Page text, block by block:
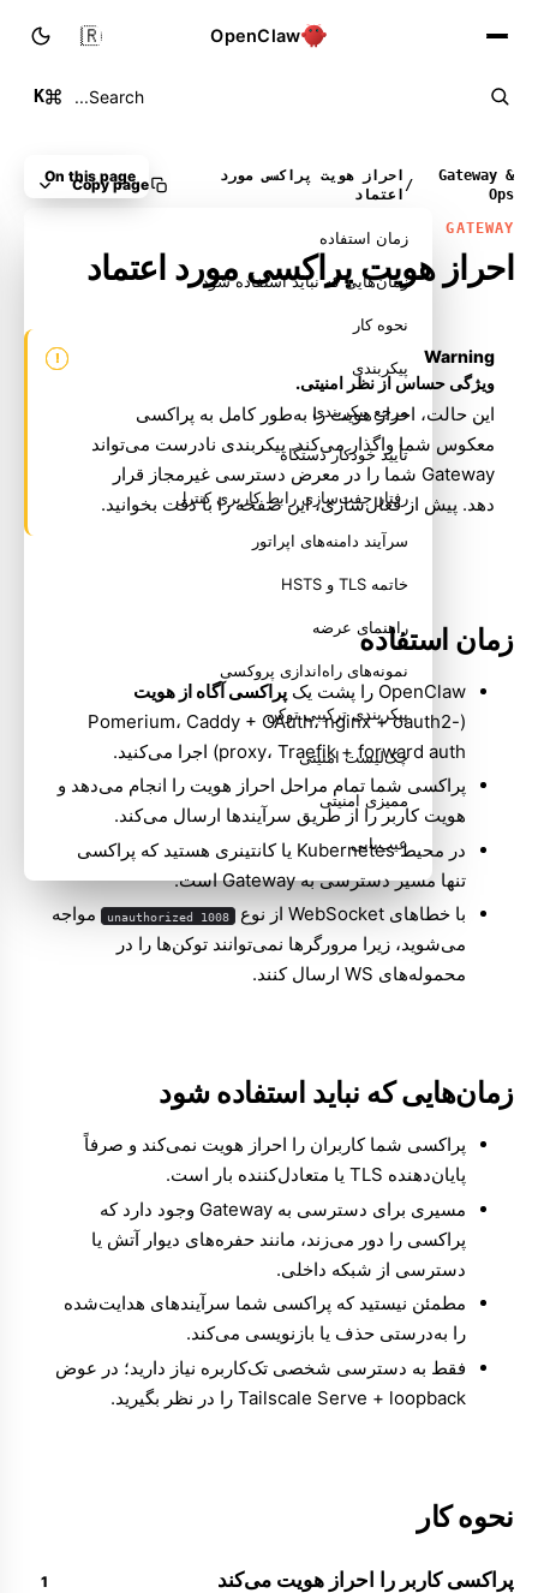
OpenClaw
Search...
K
🇮🇷
Gateway &
Ops
/
احراز هویت پراکسی مورد
اعتماد
Copy page
GATEWAY
احراز هویت پراکسی مورد اعتماد
Warning
ویژگی حساس از نظر امنیتی.
این حالت، احراز هویت را به‌طور کامل به پراکسی
معکوس شما واگذار می‌کند. پیکربندی نادرست می‌تواند
Gateway شما را در معرض دسترسی غیرمجاز قرار
دهد. پیش از فعال‌سازی، این صفحه را با دقت بخوانید.
زمان استفاده
OpenClaw را پشت یک
پراکسی آگاه از هویت
(Pomerium، Caddy + OAuth، nginx + oauth2-
proxy، Traefik + forward auth) اجرا می‌کنید.
پراکسی شما تمام مراحل احراز هویت را انجام می‌دهد و
هویت کاربر را از طریق سرآیندها ارسال می‌کند.
در محیط Kubernetes یا کانتینری هستید که پراکسی
تنها مسیر دسترسی به Gateway است.
با خطاهای WebSocket از نوع
1008 unauthorized
مواجه
می‌شوید، زیرا مرورگرها نمی‌توانند توکن‌ها را در
محموله‌های WS ارسال کنند.
زمان‌هایی که نباید استفاده شود
پراکسی شما کاربران را احراز هویت نمی‌کند و صرفاً
پایان‌دهنده TLS یا متعادل‌کننده بار است.
مسیری برای دسترسی به Gateway وجود دارد که
پراکسی را دور می‌زند، مانند حفره‌های دیوار آتش یا
دسترسی از شبکه داخلی.
مطمئن نیستید که پراکسی شما سرآیندهای هدایت‌شده
را به‌درستی حذف یا بازنویسی می‌کند.
فقط به دسترسی شخصی تک‌کاربره نیاز دارید؛ در عوض
Tailscale Serve + loopback را در نظر بگیرید.
نحوه کار
پراکسی کاربر را احراز هویت می‌کند
On this page
زمان استفاده
زمان‌هایی که نباید استفاده شود
نحوه کار
پیکربندی
مرجع پیکربندی
تأیید خودکار دستگاه
رفتار جفت‌سازی رابط کاربری کنترل
سرآیند دامنه‌های اپراتور
خاتمه TLS و HSTS
راهنمای عرضه
نمونه‌های راه‌اندازی پروکسی
پیکربندی ترکیبی توکن
چک‌لیست امنیتی
ممیزی امنیتی
عیب‌یابی
مهاجرت از احراز هویت توکنی